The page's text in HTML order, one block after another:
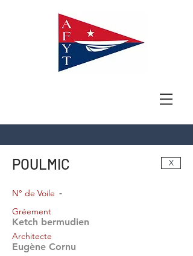
POULMIC X
-
N° de Voile
Gréement
Ketch bermudien
Architecte
Eugène Cornu